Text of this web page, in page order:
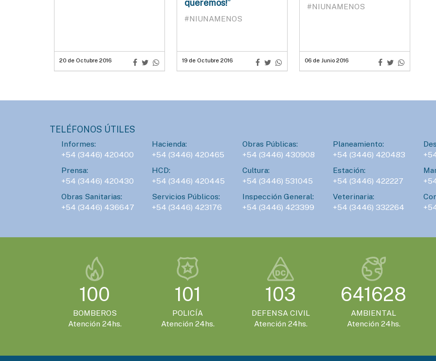
20 de Octubre 2016
queremos!”
#NIUNAMENOS
19 de Octubre 2016
#NIUNAMENOS
06 de Junio 2016
TELÉFONOS ÚTILES
Informes:
+54 (3446) 420400
Hacienda:
+54 (3446) 420465
Obras Públicas:
+54 (3446) 430908
Planeamiento:
+54 (3446) 420483
Prensa:
+54 (3446) 420430
HCD:
+54 (3446) 420445
Cultura:
+54 (3446) 531045
Estación:
+54 (3446) 422227
Obras Sanitarias:
+54 (3446) 436647
Servicios Públicos:
+54 (3446) 423176
Inspección General:
+54 (3446) 423399
Veterinaria:
+54 (3446) 332264
100
BOMBEROS
Atención 24hs.
101
POLICÍA
Atención 24hs.
103
DEFENSA CIVIL
Atención 24hs.
641628
AMBIENTAL
Atención 24hs.